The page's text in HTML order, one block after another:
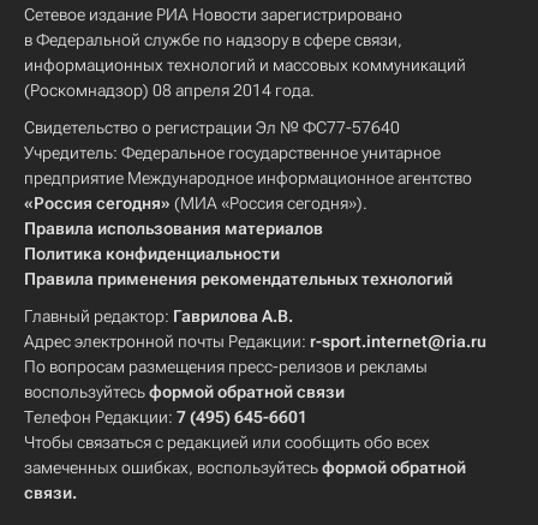
Сетевое издание РИА Новости зарегистрировано
в Федеральной службе по надзору в сфере связи,
информационных технологий и массовых коммуникаций
(Роскомнадзор) 08 апреля 2014 года.
Свидетельство о регистрации Эл № ФС77-57640
Учредитель: Федеральное государственное унитарное
предприятие Международное информационное агентство
«Россия сегодня» (МИА «Россия сегодня»).
Правила использования материалов
Политика конфиденциальности
Правила применения рекомендательных технологий
Главный редактор: Гаврилова А.В.
Адрес электронной почты Редакции: r-sport.internet@ria.ru
По вопросам размещения пресс-релизов и рекламы
воспользуйтесьформой обратной связи
Телефон Редакции: 7 (495) 645-6601
Чтобы связаться с редакцией или сообщить обо всех
замеченных ошибках, воспользуйтесьформой обратной
связи.